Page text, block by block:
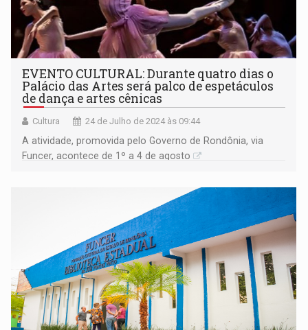
EVENTO CULTURAL: Durante quatro dias o
Palácio das Artes será palco de espetáculos
de dança e artes cênicas
Cultura 24 de Julho de 2024 às 09:44
A atividade, promovida pelo Governo de Rondônia, via
Funcer, acontece de 1º a 4 de agosto